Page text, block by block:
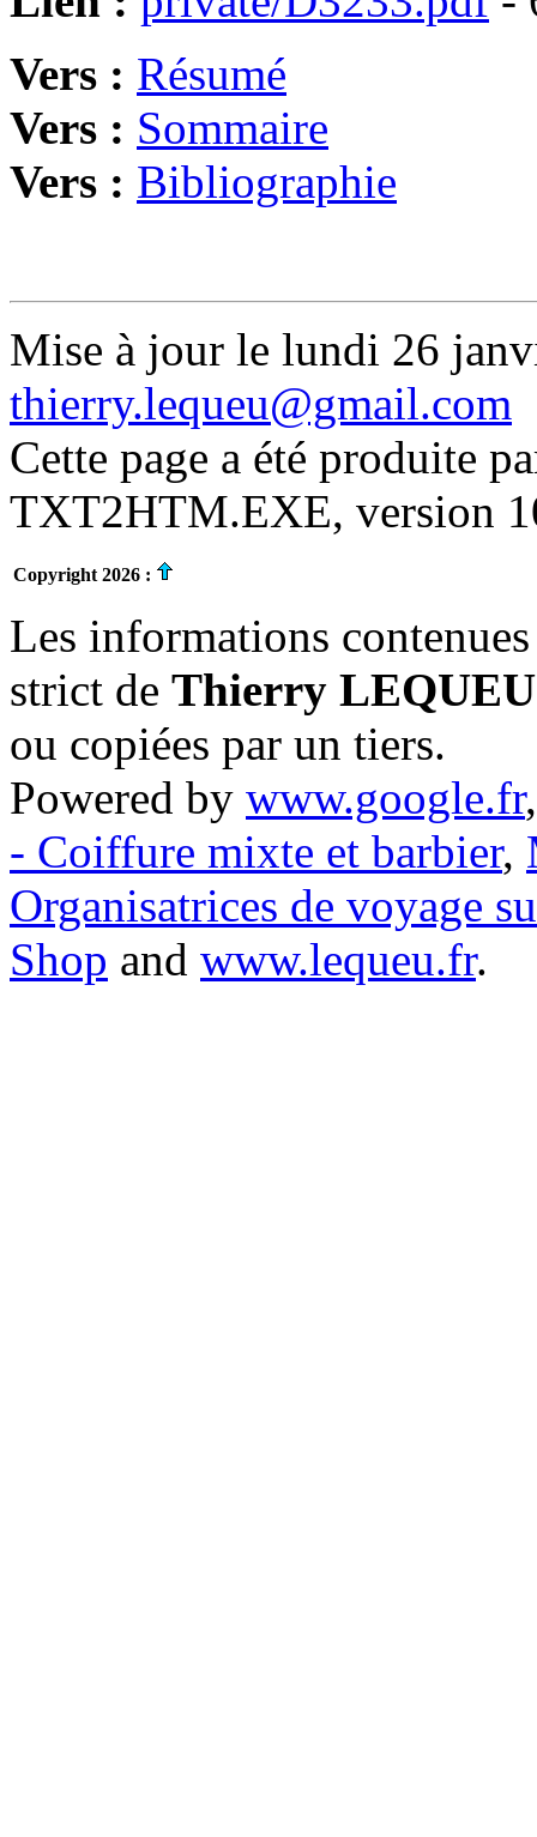
Vers : Résumé
Vers : Sommaire
Vers : Bibliographie
Mise à jour le lundi 26
thierry.lequeu@gmail.com
Cette page a été produite
TXT2HTM.EXE, version
Copyright 2026 :
Les informations
strict de Thierry LEQUEU
ou copiées par un tiers.
Powered by www.google.fr
- Coiffure mixte et barbier,
Organisatrices de voyage
Shop and www.lequeu.fr.